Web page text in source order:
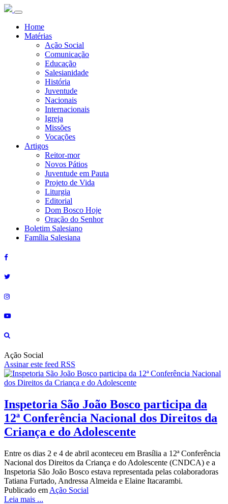
Home
Matérias
Ação Social
Comunicação
Educação
Salesianidade
História
Juventude
Nacionais
Internacionais
Igreja
Missões
Vocações
Artigos
Reitor-mor
Novos Pátios
Juventude em Pauta
Projeto de Vida
Liturgia
Editorial
Dom Bosco Hoje
Oração do Senhor
Boletim Salesiano
Família Salesiana
Ação Social
Assinar este feed RSS
Inspetoria São João Bosco participa da
12ª Conferência Nacional dos Direitos da
Criança e do Adolescente
Entre os dias 2 e 4 de abril aconteceu em Brasília a 12ª Conferência
Nacional dos Direitos da Criança e do Adolescente (CNDCA) e a
Inspetoria São João Bosco estava representada pelas colaboradoras
Tatiana Furtado, Andressa Almeida e Elaine Itacarambi.
Publicado em Ação Social
Leia mais ...